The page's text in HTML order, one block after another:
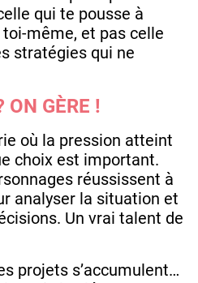
qui te pousse à
même, et pas celle
stratégies qui ne
ON GÈRE !
où la pression atteint
choix est important.
réussissent à
analyser la situation et
Un vrai talent de
projets s’accumulent…